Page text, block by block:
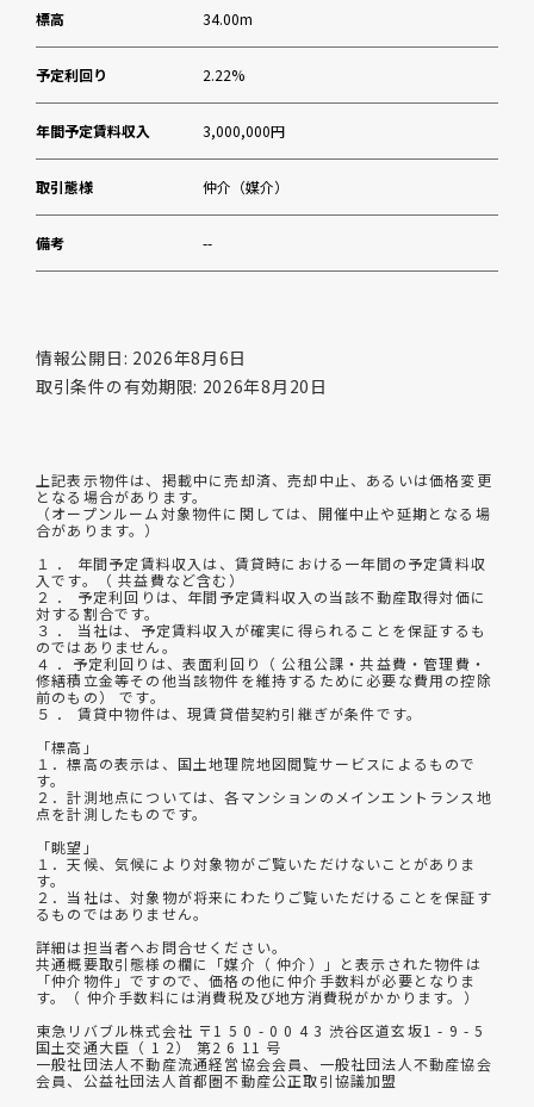
標高 34.00m
予定利回り 2.22%
年間予定賃料収入 3,000,000円
取引態様 仲介（媒介）
備考 --
情報公開日: 2026年8月6日
取引条件の有効期限: 2026年8月20日
上記表示物件は、掲載中に売却済、売却中止、あるいは価格変更
となる場合があります。
（オープンルーム対象物件に関しては、開催中止や延期となる場
合があります。）
１ ． 年間予定賃料収入は、賃貸時における一年間の予定賃料収
入です。（ 共益費など含む）
２ ． 予定利回りは、年間予定賃料収入の当該不動産取得対価に
対する割合です。
３ ． 当社は、予定賃料収入が確実に得られることを保証するも
のではありません。
４ ．予定利回りは、表面利回り（ 公租公課・共益費・管理費・
修繕積立金等その他当該物件を維持するために必要な費用の控除
前のもの） です。
５ ． 賃貸中物件は、現賃貸借契約引継ぎが条件です。
「標高」
１．標高の表示は、国土地理院地図閲覧サービスによるもので
す。
２．計測地点については、各マンションのメインエントランス地
点を計測したものです。
「眺望」
１．天候、気候により対象物がご覧いただけないことがありま
す。
２．当社は、対象物が将来にわたりご覧いただけることを保証す
るものではありません。
詳細は担当者へお問合せください。
共通概要取引態様の欄に「媒介（ 仲介）」と表示された物件は
「仲介物件」ですので、価格の他に仲介手数料が必要となりま
す。（ 仲介手数料には消費税及び地方消費税がかかります。）
東急リバブル株式会社 〒1 5 0 - 0 0 4 3 渋谷区道玄坂1 - 9 - 5
国土交通大臣（ 1 2） 第2 6 11 号
一般社団法人不動産流通経営協会会員、一般社団法人不動産協会
会員、公益社団法人首都圏不動産公正取引協議加盟